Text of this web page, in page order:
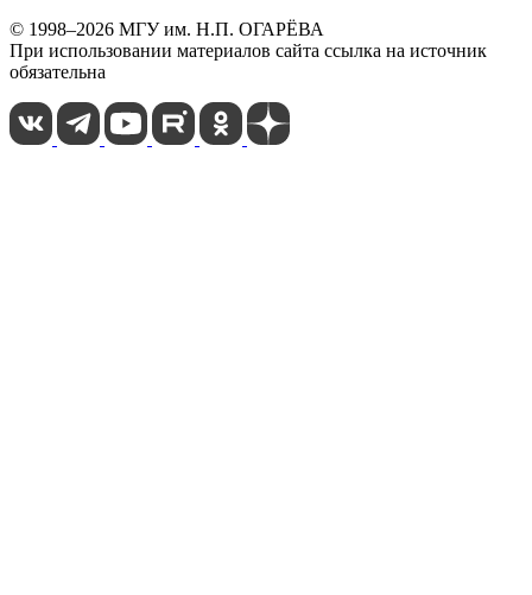
© 1998–2026 МГУ им. Н.П. ОГАРЁВА
При использовании материалов сайта ссылка на источник
обязательна